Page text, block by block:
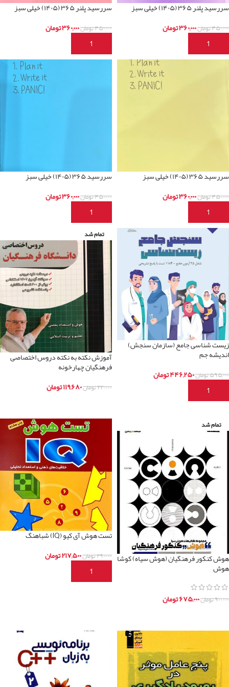
سررسید پلنر ۳۶۵ (۱۴۰۵) خیلی سبز
۴۵۰,۰۰۰تومان۳۶۰,۰۰۰تومان
افزودن به سبد خرید
سررسید پلنر ۳۶۵ (۱۴۰۵) خیلی سبز
۴۵۰,۰۰۰تومان۳۶۰,۰۰۰تومان
افزودن به سبد خرید
سررسید ۳۶۵ (۱۴۰۵) خیلی سبز
۴۵۰,۰۰۰تومان۳۶۰,۰۰۰تومان
افزودن به سبد خرید
سررسید ۳۶۵ (۱۴۰۵) خیلی سبز
۴۵۰,۰۰۰تومان۳۶۰,۰۰۰تومان
افزودن به سبد خرید
زیست شناسی جامع (سازمان سنجش)
اندیشه جم
۵۹۵,۰۰۰تومان۴۴۶,۲۵۰تومان
افزودن به سبد خرید
تمام شد
آموزش نکته به نکته دروس اختصاصی
فرهنگیان چهارخونه
۲۲۰,۰۰۰تومان۱۱۹,۶۸۰تومان
تمام شد
هوش کنکور فرهنگیان (هوش سیاه) کوشا
هوش
۹۰۰,۰۰۰تومان۶۷۵,۰۰۰تومان
تست هوش آی کیو (IQ) شباهنگ
۲۹۰,۰۰۰تومان۲۱۷,۵۰۰تومان
افزودن به سبد خرید